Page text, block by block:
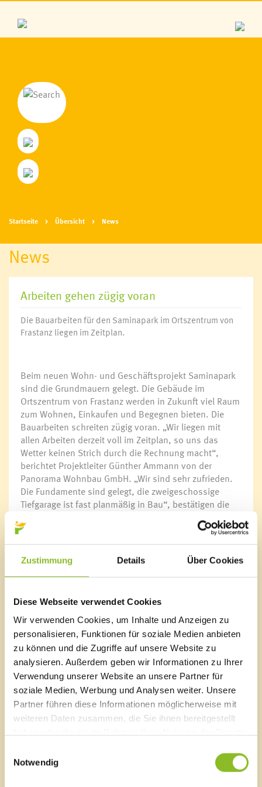
Zustimmung Details Über Cookies
Diese Webseite verwendet Cookies
Wir verwenden Cookies, um Inhalte und Anzeigen zu
personalisieren, Funktionen für soziale Medien anbieten
zu können und die Zugriffe auf unsere Website zu
analysieren. Außerdem geben wir Informationen zu Ihrer
Verwendung unserer Website an unsere Partner für
soziale Medien, Werbung und Analysen weiter. Unsere
Partner führen diese Informationen möglicherweise mit
weiteren Daten zusammen, die Sie ihnen bereitgestellt
Notwendig
Startseite Übersicht News
News
Arbeiten gehen zügig voran
Die Bauarbeiten für den Saminapark im Ortszentrum von
Frastanz liegen im Zeitplan.
Beim neuen Wohn- und Geschäftsprojekt Saminapark
sind die Grundmauern gelegt. Die Gebäude im
Ortszentrum von Frastanz werden in Zukunft viel Raum
zum Wohnen, Einkaufen und Begegnen bieten. Die
Bauarbeiten schreiten zügig voran. „Wir liegen mit
allen Arbeiten derzeit voll im Zeitplan, so uns das
Wetter keinen Strich durch die Rechnung macht“,
berichtet Projektleiter Günther Ammann von der
Panorama Wohnbau GmbH. „Wir sind sehr zufrieden.
Die Fundamente sind gelegt, die zweigeschossige
Tiefgarage ist fast planmäßig in Bau“, bestätigen die
Projektverantwortlichen Dir. Markus Prünster (Raiba im
Walgau) und Geschäftsführer Rainer Hartmann (E-
Werke Frastanz) für die Saminapark GmbH. Die
nächsten Monate stehen im Zeichen des Rohbaus für
die drei Gebäudeeinheiten.
Wohnungen, ein Apartmenthotel und
Geschäftsflächen. Die Eröffnung ist im Frühsommer
2019 geplant.
Marktgemeinde Frastanz
Sägenplatz 1
T0043 5522 51534-0